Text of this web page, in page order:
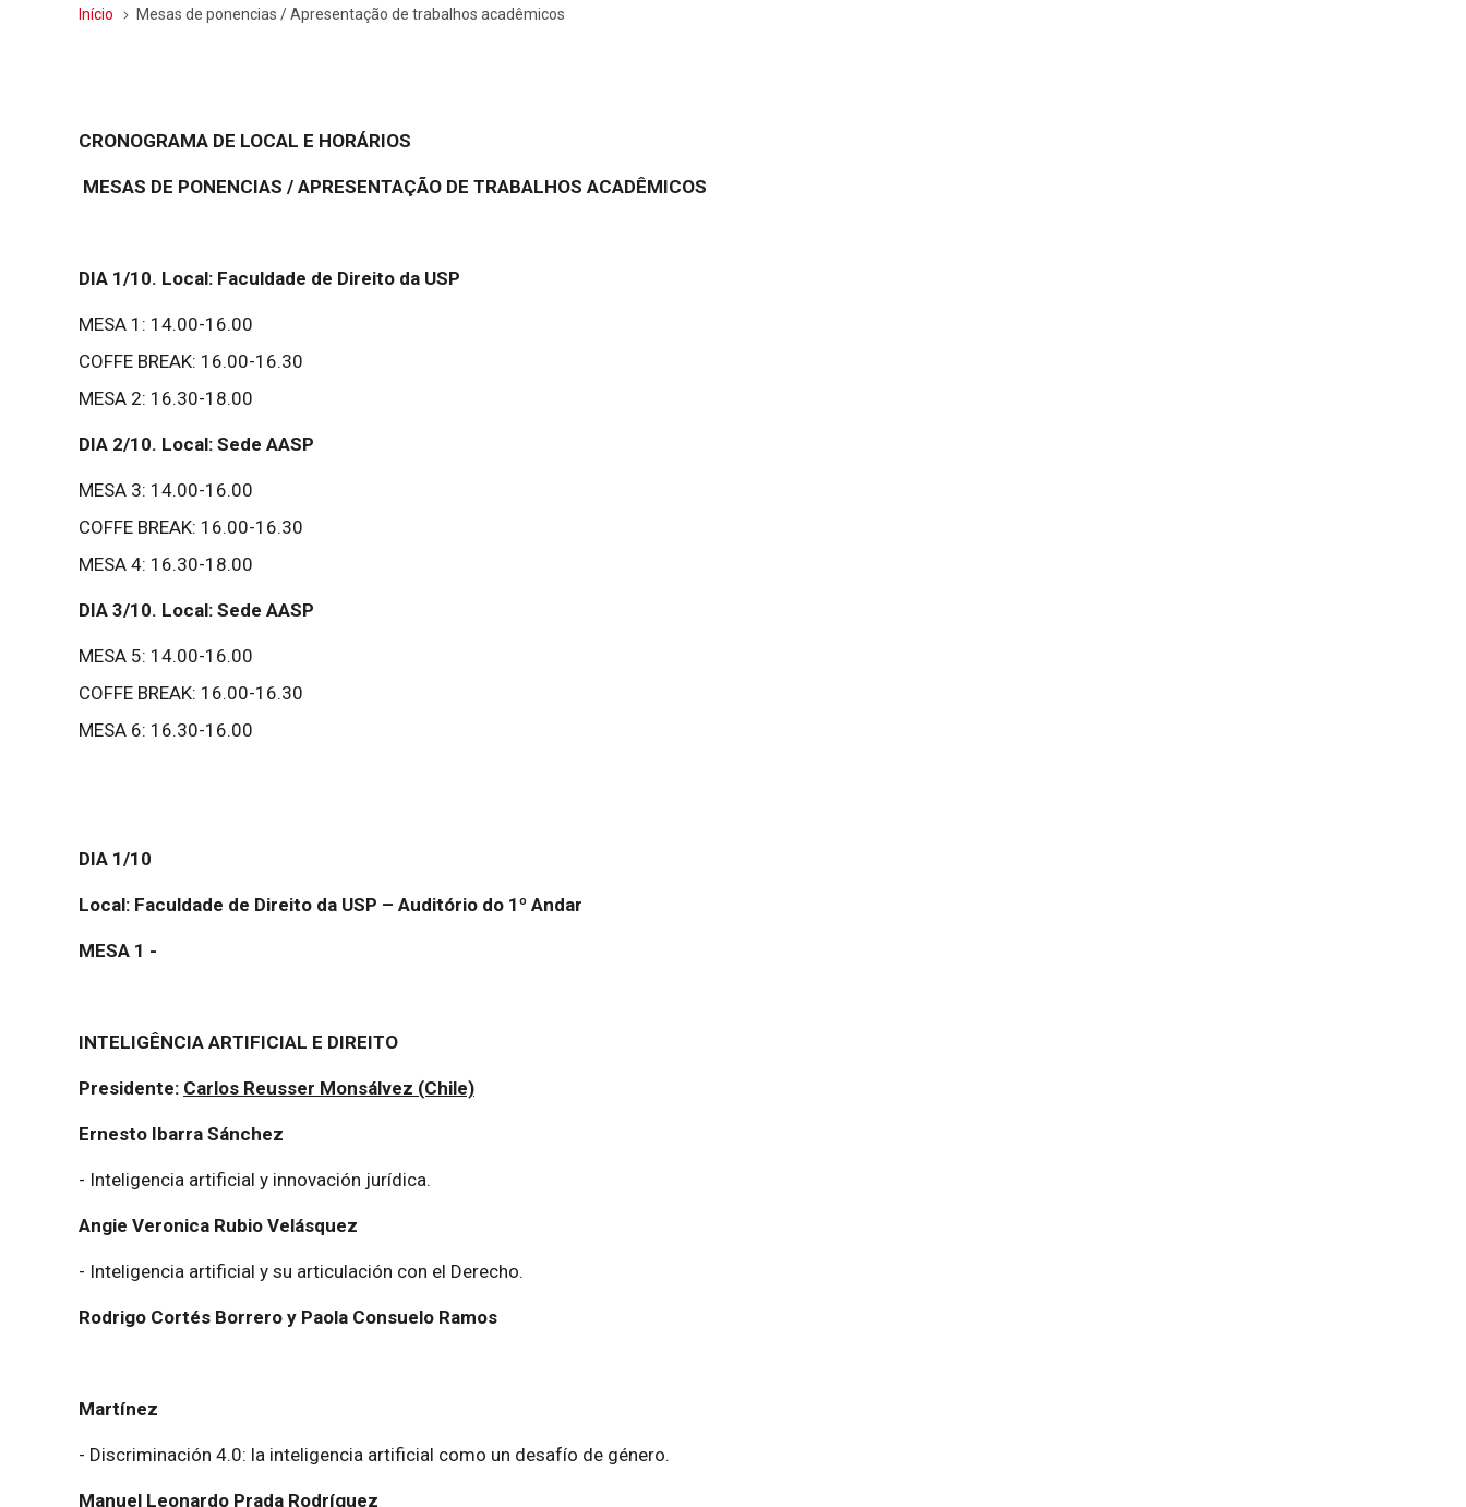
Início Mesas de ponencias / Apresentação de trabalhos acadêmicos
CRONOGRAMA DE LOCAL E HORÁRIOS
MESAS DE PONENCIAS / APRESENTAÇÃO DE TRABALHOS ACADÊMICOS
DIA 1/10. Local: Faculdade de Direito da USP
MESA 1: 14.00-16.00
COFFE BREAK: 16.00-16.30
MESA 2: 16.30-18.00
DIA 2/10. Local: Sede AASP
MESA 3: 14.00-16.00
COFFE BREAK: 16.00-16.30
MESA 4: 16.30-18.00
DIA 3/10. Local: Sede AASP
MESA 5: 14.00-16.00
COFFE BREAK: 16.00-16.30
MESA 6: 16.30-16.00
DIA 1/10
Local: Faculdade de Direito da USP – Auditório do 1º Andar
MESA 1 -
INTELIGÊNCIA ARTIFICIAL E DIREITO
Presidente: Carlos Reusser Monsálvez (Chile)
Ernesto Ibarra Sánchez
- Inteligencia artificial y innovación jurídica.
Angie Veronica Rubio Velásquez
- Inteligencia artificial y su articulación con el Derecho.
Rodrigo Cortés Borrero y Paola Consuelo Ramos
Martínez
- Discriminación 4.0: la inteligencia artificial como un desafío de género.
Manuel Leonardo Prada Rodríguez